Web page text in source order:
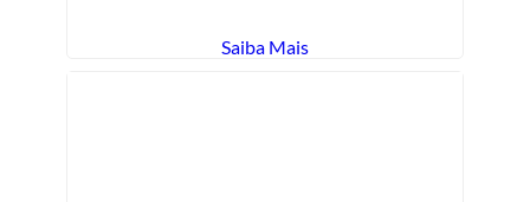
Saiba Mais